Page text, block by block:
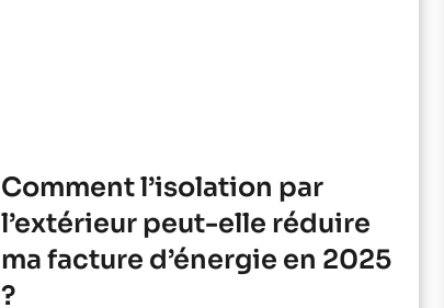
Comment l’isolation par
l’extérieur peut-elle réduire
ma facture d’énergie en 2025
?